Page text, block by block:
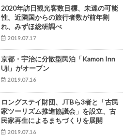
2020年訪日観光客数目標、未達の可能
性。近隣国からの旅行者数が前年割
れ、みずほ総研調べ
2019.07.17
京都・宇治に分散型民泊「Kamon Inn
Uji」がオープン
2019.07.16
ロングステイ財団、JTBら3者と「古民
家ツーリズム推進協議会」を設立、古
民家再生によるまちづくりを展開
2019.07.16